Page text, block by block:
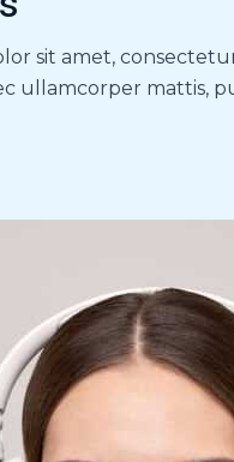
sit amet,
ullamcorper mattis,